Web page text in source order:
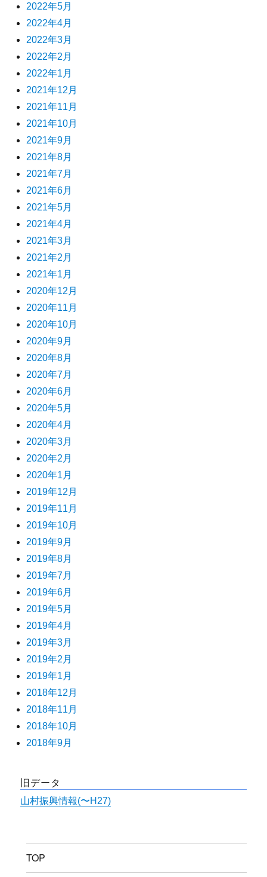
2022年5月
2022年4月
2022年3月
2022年2月
2022年1月
2021年12月
2021年11月
2021年10月
2021年9月
2021年8月
2021年7月
2021年6月
2021年5月
2021年4月
2021年3月
2021年2月
2021年1月
2020年12月
2020年11月
2020年10月
2020年9月
2020年8月
2020年7月
2020年6月
2020年5月
2020年4月
2020年3月
2020年2月
2020年1月
2019年12月
2019年11月
2019年10月
2019年9月
2019年8月
2019年7月
2019年6月
2019年5月
2019年4月
2019年3月
2019年2月
2019年1月
2018年12月
2018年11月
2018年10月
2018年9月
旧データ
山村振興情報(〜H27)
TOP